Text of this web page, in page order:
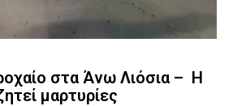
στα Άνω Λιόσια – Η
μαρτυρίες